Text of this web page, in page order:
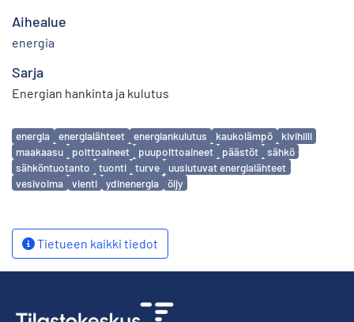
Aihealue
energia
Sarja
Energian hankinta ja kulutus
Avainsanat
energia energialähteet energiankulutus kaukolämpö
kivihiili
maakaasu
polttoaineet puupolttoaineet päästöt
sähkö
sähköntuotanto
tuonti turve
uusiutuvat energialähteet
vesivoima
vienti ydinenergia öljy
Tietueen kaikki tiedot